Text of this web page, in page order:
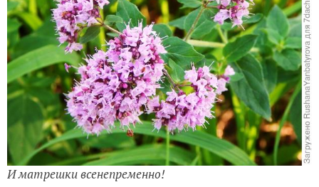
И матрешки всенепременно!